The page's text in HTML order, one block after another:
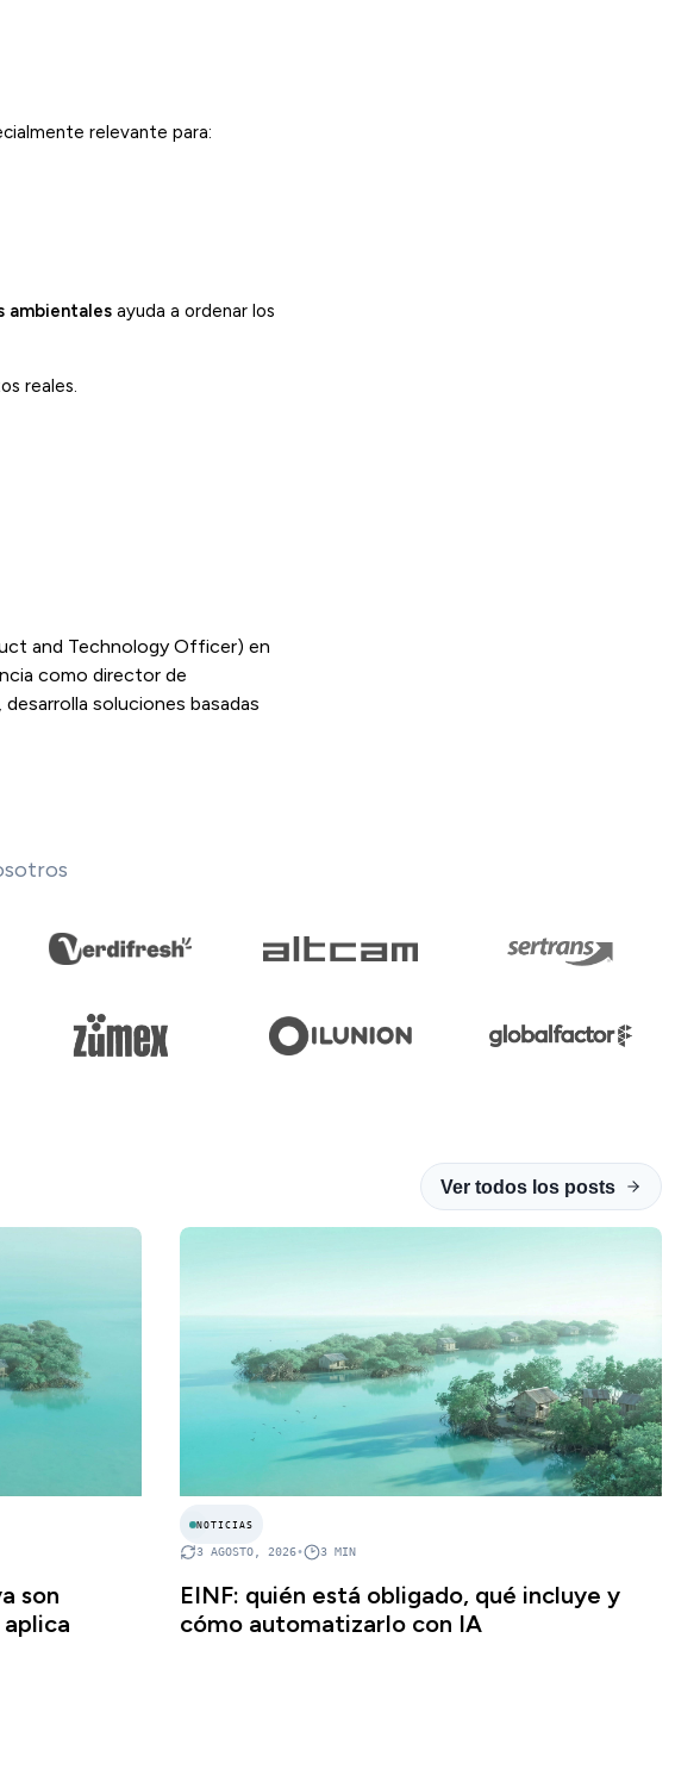
relevante para:
ambientales ayuda a ordenar los
reales.
and Technology Officer) en
como director de
soluciones basadas
Ver todos los posts
son
NOTICIAS
3 AGOSTO, 2026• 3 MIN
EINF: quién está obligado, qué incluye y
cómo automatizarlo con IA